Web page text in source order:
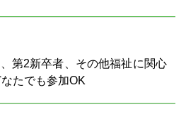
第2新卒者、その他福祉に関心
たでも参加OK